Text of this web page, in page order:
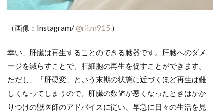
（画像：Instagram/@rii.m915 ）
幸い、肝臓は再生することのできる臓器です。肝臓へのダメ
ージを減らすことで、肝細胞の再生を促すことができます。
ただし、「肝硬変」という末期の状態に近づくほど再生は難
しくなってしまうので、肝臓の数値が悪くなったときはかか
りつけの獣医師のアドバイスに従い、早急に日々の生活を見